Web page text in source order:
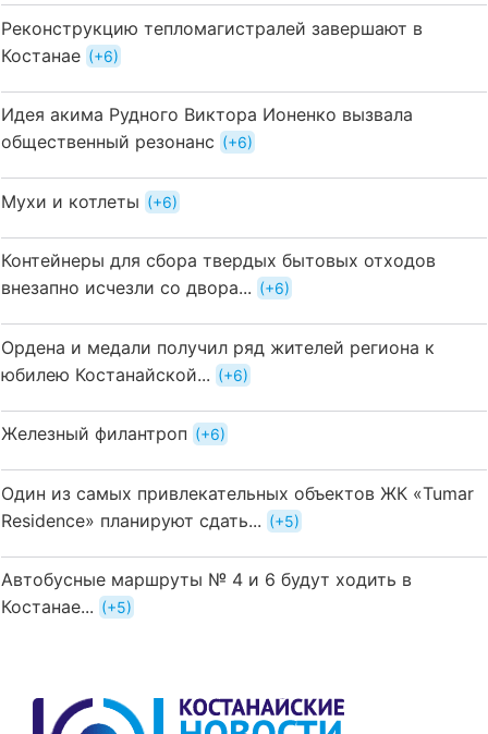
Реконструкцию тепломагистралей завершают в
Костанае
+6
Идея акима Рудного Виктора Ионенко вызвала
общественный резонанс
+6
Мухи и котлеты +6
Контейнеры для сбора твердых бытовых отходов
внезапно исчезли со двора...
+6
Ордена и медали получил ряд жителей региона к
юбилею Костанайской...
+6
Железный филантроп +6
Один из самых привлекательных объектов ЖК «Tumar
Residence» планируют сдать...
+5
Автобусные маршруты № 4 и 6 будут ходить в
Костанае...
+5